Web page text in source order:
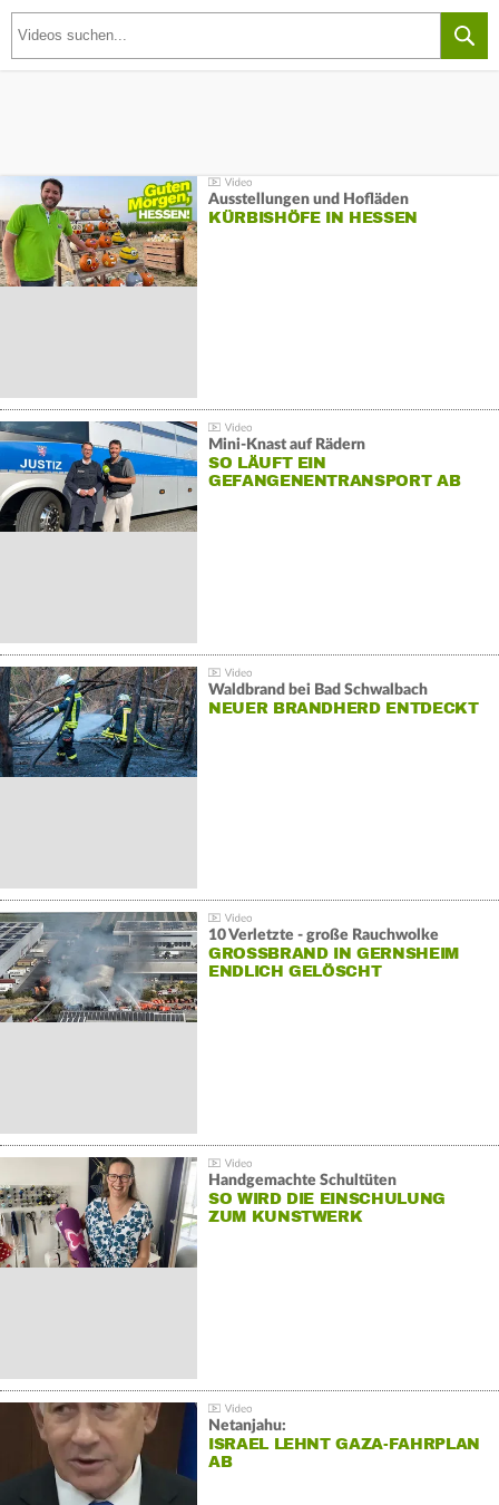
Ausstellungen und Hofläden
KÜRBISHÖFE IN HESSEN
Mini-Knast auf Rädern
SO LÄUFT EIN
GEFANGENENTRANSPORT AB
Waldbrand bei Bad Schwalbach
NEUER BRANDHERD ENTDECKT
10 Verletzte - große Rauchwolke
GROSSBRAND IN GERNSHEIM E
NDLICH GELÖSCHT
Handgemachte Schultüten
SO WIRD DIE EINSCHULUNG
ZUM KUNSTWERK
Netanjahu:
ISRAEL LEHNT GAZA-FAHRPLAN
AB